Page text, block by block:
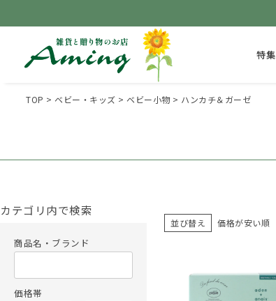
特集
TOP ベビー・キッズ ベビー小物 ハンカチ＆ガーゼ
カテゴリ内で検索
商品名・ブランド
価格帯
並び替え 価格が安い順